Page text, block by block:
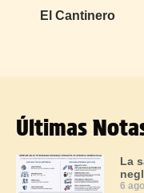
El Cantinero
Últimas
La
6